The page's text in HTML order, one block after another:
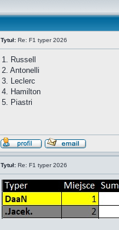
Tytuł: Re: F1 typer 2026
1. Russell
2. Antonelli
3. Leclerc
4. Hamilton
5. Piastri
Tytuł: Re: F1 typer 2026